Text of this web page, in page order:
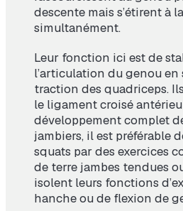
descente mais s’étirent à
simultanément.
Leur fonction ici est de
l’articulation du genou en
traction des quadriceps.
le ligament croisé
développement complet
jambiers, il est préférable
squats par des exercices
de terre jambes tendues
isolent leurs fonctions
hanche ou de flexion de